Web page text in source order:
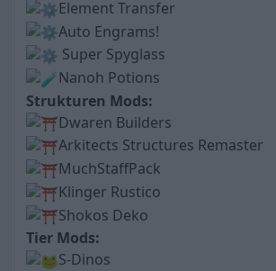
Element Transfer
Auto Engrams!
Super Spyglass
Nanoh Potions
Strukturen Mods:
Dwaren Builders
Arkitects Structures Remaster
MuchStaffPack
Klinger Rustico
Shokos Deko
Tier Mods:
S-Dinos